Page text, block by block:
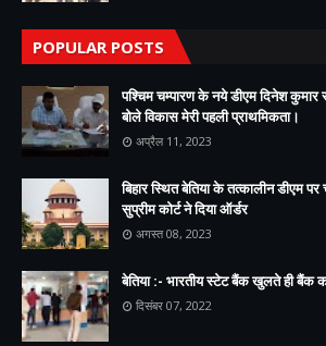
POPULAR POSTS
पश्चिम चम्पारण के नये डीएम दिनेश कुमार
बोले विकास मेरी पहली प्राथमिकता।
अप्रैल 11, 2023
बिहार स्थित बेतिया के तत्कालीन डीएम
सुप्रीम कोर्ट ने दिया ऑर्डर
अगस्त 08, 2023
बेतिया :- भारतीय स्टेट बैंक खुलते ही बैंक
दिसंबर 07, 2022